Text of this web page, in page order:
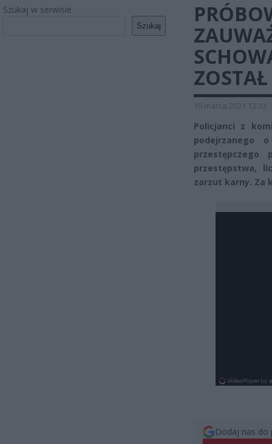
Szukaj w serwisie
Szukaj
19 marca 2021 13:33
Policjanci z
podejrzanego
przestępczego
przestępstwa,
zarzut karny. Za
Dodaj nas do